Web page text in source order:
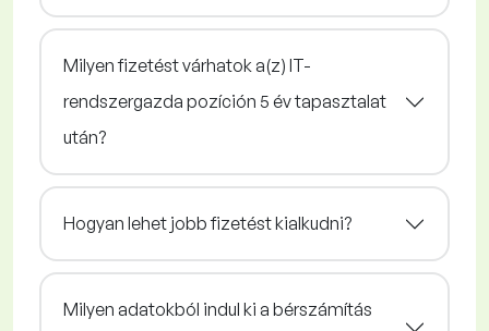
Milyen fizetést várhatok a(z) IT-
rendszergazda pozíción 5 év tapasztalat
után?
Hogyan lehet jobb fizetést kialkudni?
Milyen adatokból indul ki a bérszámítás